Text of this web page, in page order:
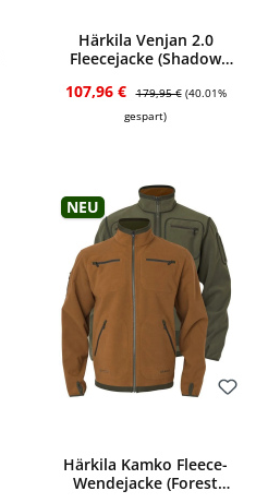
Härkila Venjan 2.0
Fleecejacke (Shadow
Verkaufspreis:
107,96 € Regulärer Preis:
179,95 € (40.01%
gespart)
Neu
Härkila Kamko Fleece-
Wendejacke (Forest